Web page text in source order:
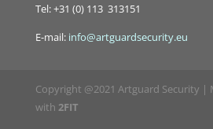
Tel: +31 (0) 113 313151
E-mail:info@artguardsecurity.eu
Copyright @2021 Artguard Security |
with 2FIT